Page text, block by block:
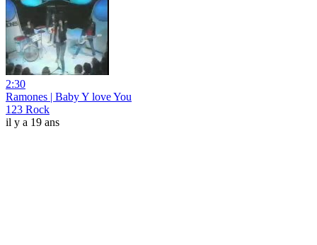
2:30
Ramones | Baby Y love You
123 Rock
il y a 19 ans